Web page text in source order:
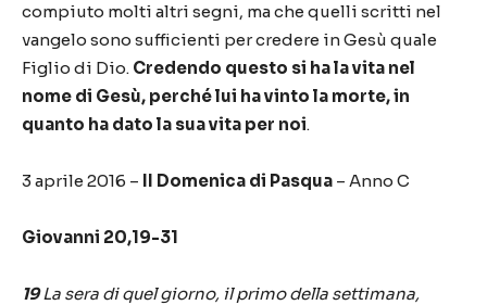
compiuto molti altri segni, ma che quelli scritti nel
vangelo sono sufficienti per credere in Gesù quale
Figlio di Dio. Credendo questo si ha la vita nel
nome di Gesù, perché lui ha vinto la morte, in
quanto ha dato la sua vita per noi.
3 aprile 2016 – II Domenica di Pasqua – Anno C
Giovanni 20,19-31
19La sera di quel giorno, il primo della settimana,